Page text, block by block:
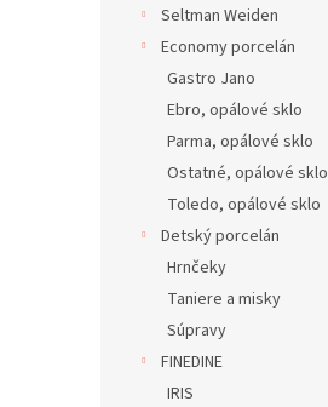
Seltman Weiden
Economy porcelán
Gastro Jano
Ebro, opálové sklo
Parma, opálové sklo
Ostatné, opálové sklo
Toledo, opálové sklo
Detský porcelán
Hrnčeky
Taniere a misky
Súpravy
FINEDINE
IRIS